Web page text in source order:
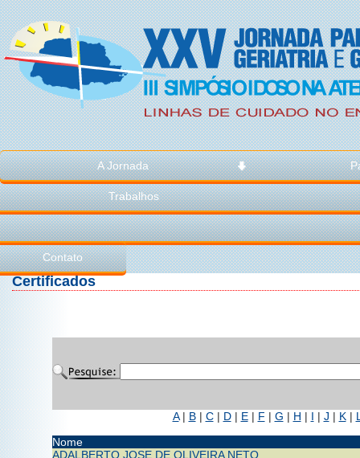
A Jornada
Trabalhos
Contato
Certificados
A| B| C| D| E| F | G | H | I | J | K|
Nome
ADALBERTO JOSE DE OLIVEIRA NETO